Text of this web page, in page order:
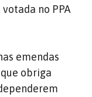
no PPA
emendas
obriga